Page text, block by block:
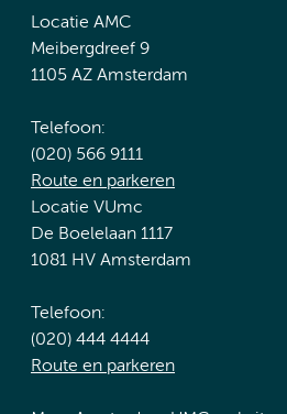
Locatie AMC
Meibergdreef 9
1105 AZ Amsterdam
Telefoon:
(020) 566 9111
Route en parkeren
Locatie VUmc
De Boelelaan 1117
1081 HV Amsterdam
Telefoon:
(020) 444 4444
Route en parkeren